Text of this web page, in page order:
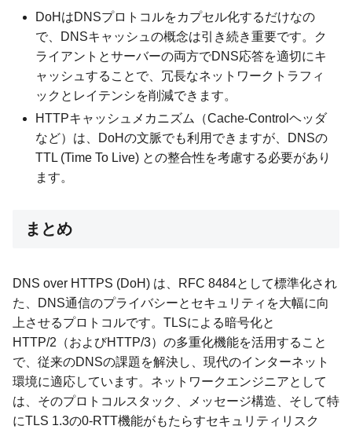
DoHはDNSプロトコルをカプセル化するだけなの
で、DNSキャッシュの概念は引き続き重要です。ク
ライアントとサーバーの両方でDNS応答を適切にキ
ャッシュすることで、冗長なネットワークトラフィ
ックとレイテンシを削減できます。
HTTPキャッシュメカニズム（Cache-Controlヘッダ
など）は、DoHの文脈でも利用できますが、DNSの
TTL (Time To Live) との整合性を考慮する必要があり
ます。
まとめ
DNS over HTTPS (DoH) は、RFC 8484として標準化され
た、DNS通信のプライバシーとセキュリティを大幅に向
上させるプロトコルです。TLSによる暗号化と
HTTP/2（およびHTTP/3）の多重化機能を活用すること
で、従来のDNSの課題を解決し、現代のインターネット
環境に適応しています。ネットワークエンジニアとして
は、そのプロトコルスタック、メッセージ構造、そして特
にTLS 1.3の0-RTT機能がもたらすセキュリティリスク